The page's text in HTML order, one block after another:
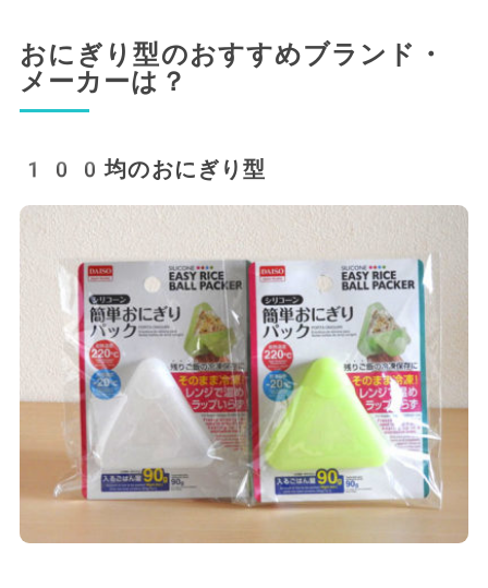
おにぎり型のおすすめブランド・
メーカーは？
100均のおにぎり型